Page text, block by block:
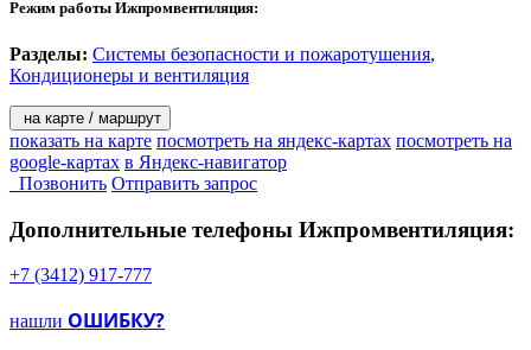
Режим работы Ижпромвентиляция:
Разделы: Системы безопасности и пожаротушения,
Кондиционеры и вентиляция
на карте / маршрут
показать на карте посмотреть на яндекс-картах посмотреть на
google-картах в Яндекс-навигатор
Позвонить Отправить запрос
Дополнительные телефоны Ижпромвентиляция:
+7 (3412) 917-777
нашли ОШИБКУ?